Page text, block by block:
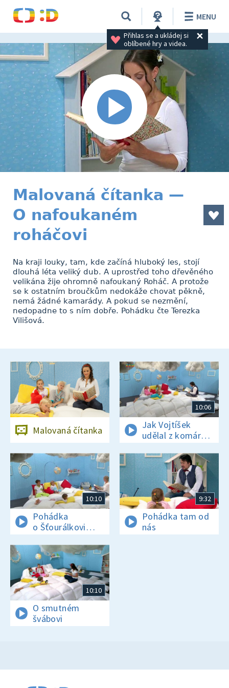
Přihlas se a ukládej si
oblíbené hry a videa.
MENU
Malovaná čítanka —
O nafoukaném
roháčovi
Na kraji louky, tam, kde začíná hluboký les, stojí
dlouhá léta veliký dub. A uprostřed toho dřevěného
velikána žije ohromně nafoukaný Roháč. A protože
se k ostatním broučkům nedokáže chovat pěkně,
nemá žádné kamarády. A pokud se nezmění,
nedopadne to s ním dobře. Pohádku čte Terezka
Vilišová.
Malovaná čítanka
10:06
Jak Vojtíšek
udělal z komára
velblouda.
Jezinky
10:10
Pohádka
o Šťourálkovi
a Hrníčkovi.
O tlusté špagetě
9:32
Pohádka tam od
nás
10:10
O smutném
švábovi